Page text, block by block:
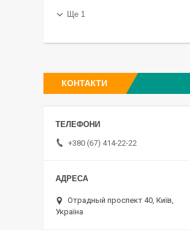
Ще 1
КОНТАКТИ
+380 (67) 414-22-22
Отрадный проспект 40, Київ,
Україна